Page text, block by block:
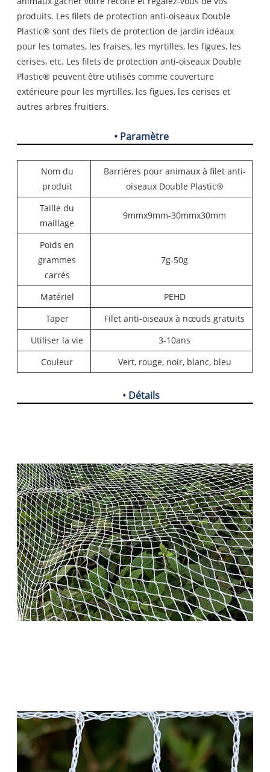
produits. Les filets de protection anti-oiseaux Double
Plastic® sont des filets de protection de jardin idéaux
pour les tomates, les fraises, les myrtilles, les figues, les
cerises, etc. Les filets de protection anti-oiseaux Double
Plastic® peuvent être utilisés comme couverture
extérieure pour les myrtilles, les figues, les cerises et
autres arbres fruitiers.
• Paramètre
Nom du
produit
Barrières pour animaux à filet anti-
oiseaux Double Plastic®
Taille du
maillage
9mmx9mm-30mmx30mm
Poids en
grammes
carrés
7g-50g
Matériel
PEHD
Taper
Filet anti-oiseaux à nœuds gratuits
Utiliser la vie
3-10ans
Couleur
Vert, rouge, noir, blanc, bleu
• Détails